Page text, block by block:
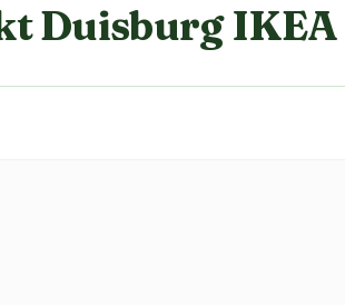
Duisburg IKEA